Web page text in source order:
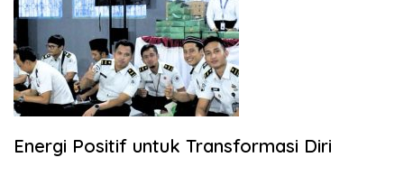
Energi Positif untuk Transformasi Diri